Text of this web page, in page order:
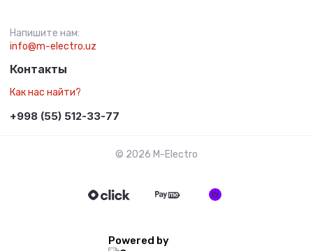
Напишите нам:
info@m-electro.uz
Контакты
Как нас найти?
+998 (55) 512-33-77
© 2026 M-Electro
Powered by